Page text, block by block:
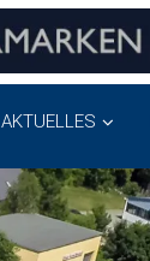
AKTUELLES